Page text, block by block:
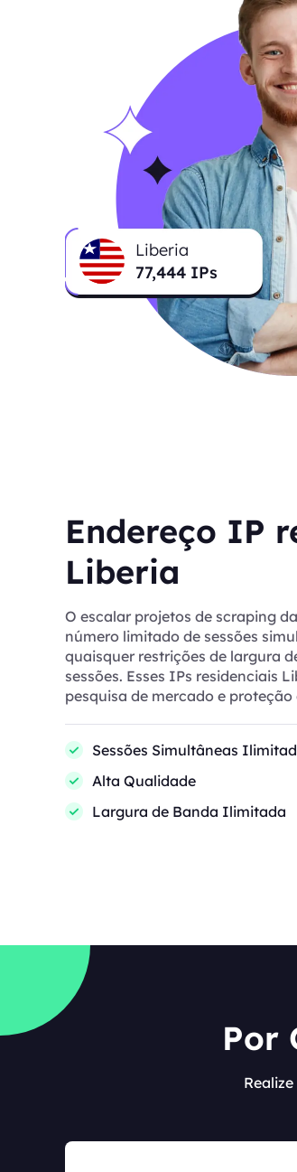
Liberia
77,587IPs
Endereço IP
Liberia
O escalar projetos de scraping
número limitado de sessões
quaisquer restrições de largura
sessões. Esses IPs residenciais
pesquisa de mercado e proteção
Sessões Simultâneas
Alta Qualidade
Largura de Banda Ilimitada
Por